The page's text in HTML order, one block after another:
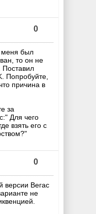
0
меня был
то он не
Попробуйте,
причина в
за
Для чего
взять его с
0
версии Вегас
не